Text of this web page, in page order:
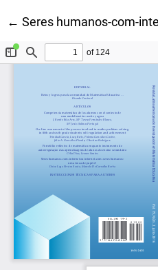
← Volver a los detalles del
Seres humanos-com-